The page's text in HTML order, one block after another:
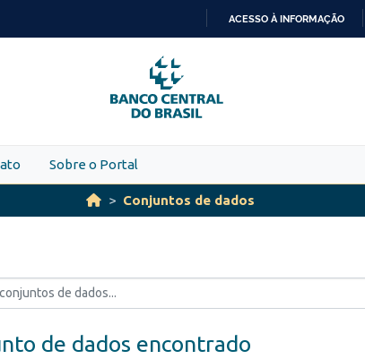
PARA
O
CONTEÚDO
ACESSO À INFORMAÇÃO
Sobre o Portal
Conjuntos de dados
de dados encontrado